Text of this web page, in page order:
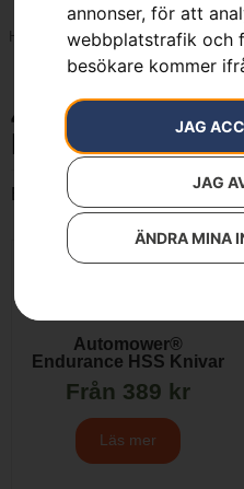
annonser, för att
webbplatstrafik och
besökare kommer
JAG
JAG
ÄNDRA MINA
Hem 45 st Endurance HSS -
45 st Endurance
life
Endast ett sökresultat
Automower®
Endurance HSS Knivar
Från 389 kr
Läs mer